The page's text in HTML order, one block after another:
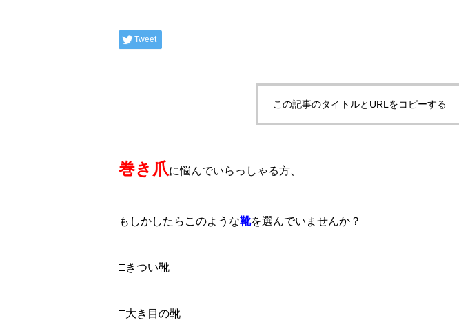
Tweet
この記事のタイトルとURLをコピーする
巻き爪に悩んでいらっしゃる方、
もしかしたらこのような靴を選んでいませんか？
□きつい靴
□大き目の靴